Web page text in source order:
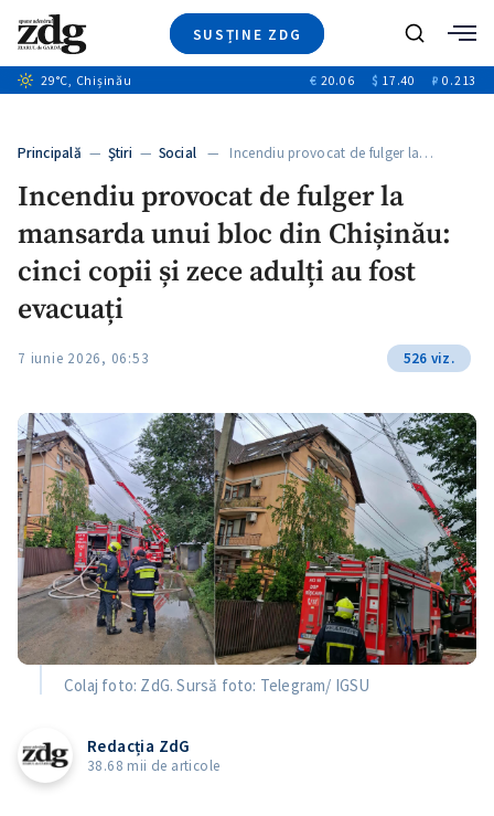
SUSȚINE ZDG
Ştiri
+5
Video
Special
Blog
ZdGust
Caută
29°C, Chișinău € 20.06 $ 17.40 ₽ 0.213
Principală — Ştiri — Social — Incendiu provocat de fulger la…
Incendiu provocat de fulger la
mansarda unui bloc din Chișinău:
cinci copii și zece adulți au fost
evacuați
7 iunie 2026, 06:53 526 viz.
Colaj foto: ZdG. Sursă foto: Telegram/ IGSU
Redacția ZdG
38.68 mii de articole